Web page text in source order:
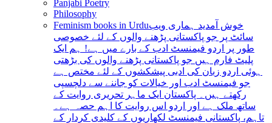
Panjabi Poetry
Philosophy
Feminism books in Urduخوش آمدید ہماری ویب
سائٹ پر جو پاکستانی پڑھنے والوں کے لئے خصوصی
طور پر اردو فیمنسٹ ادب کے بارے میں ہے! ہم ایک
پلیٹ فارم ہیں جو پاکستانی پڑھنے والوں کی بڑھتی
ہوئی اردو زبان کی ادبی پیشکشوں کے لئے مختص ہے
جو فیمنسٹ ادب اور خیالات کو جاننے سے دلچسپی
رکھتے ہیں۔ پاکستان ایک ماہر تحریری روایت کے
ساتھ ملک ہے اور اردو اس روایت کا اہم حصہ ہے۔
تاہم، پاکستانی فیمنسٹ لکھاریوں کے کلیدی کردار کے